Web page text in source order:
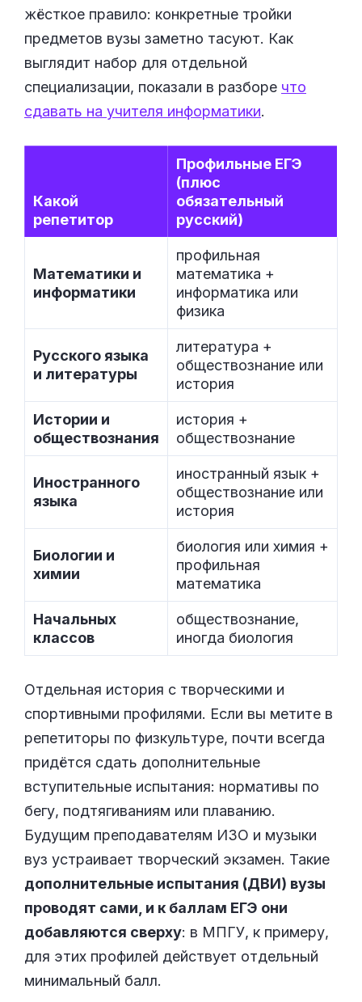
жёсткое правило: конкретные тройки
предметов вузы заметно тасуют. Как
выглядит набор для отдельной
специализации, показали в разборе что
сдавать на учителя информатики.
Какой
репетитор
Профильные ЕГЭ
(плюс
обязательный
русский)
Математики и
информатики
профильная
математика +
информатика или
физика
Русского языка
и литературы
литература +
обществознание или
история
Истории и
обществознания
история +
обществознание
Иностранного
языка
иностранный язык +
обществознание или
история
Биологии и
химии
биология или химия +
профильная
математика
Начальных
классов
обществознание,
иногда биология
Отдельная история с творческими и
спортивными профилями. Если вы метите в
репетиторы по физкультуре, почти всегда
придётся сдать дополнительные
вступительные испытания: нормативы по
бегу, подтягиваниям или плаванию.
Будущим преподавателям ИЗО и музыки
вуз устраивает творческий экзамен. Такие
дополнительные испытания (ДВИ) вузы
проводят сами, и к баллам ЕГЭ они
добавляются сверху: в МПГУ, к примеру,
для этих профилей действует отдельный
минимальный балл.